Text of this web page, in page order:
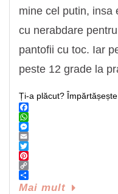
mine cel putin, insa
cu nerabdare
pantofii cu toc. Iar
peste 12 grade la
Ți-a plăcut?
Facebook
WhatsApp
Messenger
Email
Twitter
Pinterest
Copy
Link
Share
Mai mult